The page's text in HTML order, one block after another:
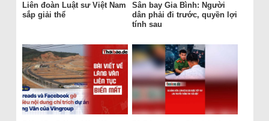
Liên đoàn Luật sư Việt Nam
sắp giải thể
Sân bay Gia Bình: Người
dân phải đi trước, quyền lợi
tính sau